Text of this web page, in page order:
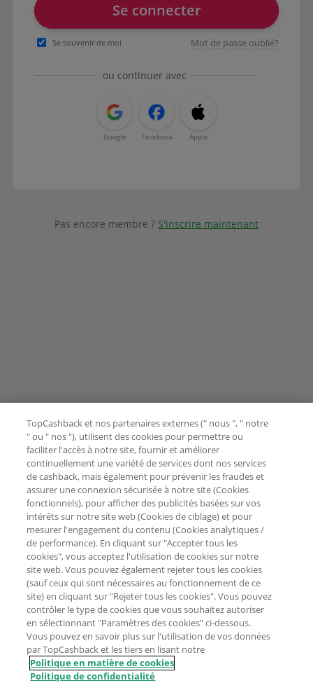
Se connecter
Se souvenir de moi Mot de passe oublié?
ou continuer avec
Google Facebook Apple
Pas encore membre ? S'inscrire maintenant
TopCashback et nos partenaires externes (" nous ", " notre
" ou " nos "), utilisent des cookies pour permettre ou
faciliter l'accès à notre site, fournir et améliorer
continuellement une variété de services dont nos services
de cashback, mais également pour prévenir les fraudes et
assurer une connexion sécurisée à notre site (Cookies
fonctionnels), pour afficher des publicités basées sur vos
intérêts sur notre site web (Cookies de ciblage) et pour
mesurer l'engagement du contenu (Cookies analytiques /
de performance). En cliquant sur "Accepter tous les
cookies", vous acceptez l'utilisation de cookies sur notre
site web. Vous pouvez également rejeter tous les cookies
(sauf ceux qui sont nécessaires au fonctionnement de ce
site) en cliquant sur "Rejeter tous les cookies". Vous pouvez
contrôler le type de cookies que vous souhaitez autoriser
en sélectionnant "Paramètres des cookies" ci-dessous.
Vous pouvez en savoir plus sur l'utilisation de vos données
par TopCashback et les tiers en lisant notre
Politique en matière de cookies
Politique de confidentialité